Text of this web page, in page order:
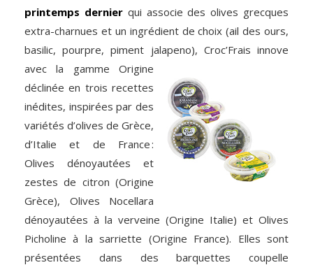
printemps dernierqui associe des olives grecques
extra-charnues et un ingrédient de choix (ail des ours,
basilic, pourpre, piment jalapeno), Croc’Frais innove
avec la gamme Origine
déclinée en trois recettes
inédites, inspirées par des
variétés d’olives de Grèce,
d’Italie et de France :
Olives dénoyautées et
zestes de citron (Origine
Grèce), Olives Nocellara
dénoyautées à la verveine (Origine Italie) et Olives
Picholine à la sarriette (Origine France). Elles sont
présentées dans des barquettes coupelle